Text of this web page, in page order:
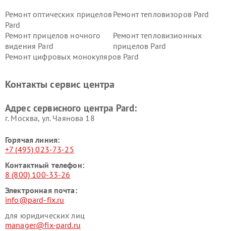
Ремонт оптических прицелов
Pard
Ремонт тепловизоров Pard
Ремонт прицелов ночного
видения Pard
Ремонт тепловизионных
прицелов Pard
Ремонт цифровых монокуляров Pard
Контакты сервис центра
Адрес сервисного центра Pard:
г. Москва, ул. Чаянова 18
Горячая линия:
+7 (495) 023-73-25
Контактный телефон:
8 (800) 100-33-26
Электронная почта:
info@pard-fix.ru
для юридических лиц
manager@fix-pard.ru